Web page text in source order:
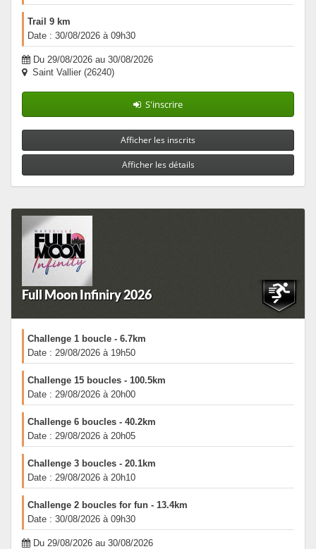
Trail 9 km
Date : 30/08/2026 à 09h30
Du 29/08/2026 au 30/08/2026
Saint Vallier (26240)
S'inscrire
Afficher les inscrits
Afficher les détails
Full Moon Infiniry 2026
Challenge 1 boucle - 6.7km
Date : 29/08/2026 à 19h50
Challenge 15 boucles - 100.5km
Date : 29/08/2026 à 20h00
Challenge 6 boucles - 40.2km
Date : 29/08/2026 à 20h05
Challenge 3 boucles - 20.1km
Date : 29/08/2026 à 20h10
Challenge 2 boucles for fun - 13.4km
Date : 30/08/2026 à 09h30
Du 29/08/2026 au 30/08/2026